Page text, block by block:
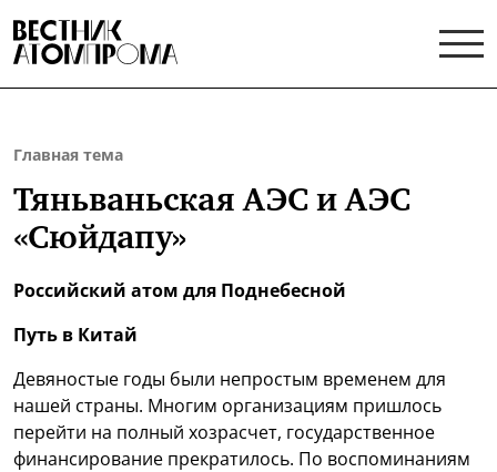
Главная тема
Тяньваньская АЭС и АЭС
«Сюйдапу»
Российский атом для Поднебесной
Путь в Китай
Девяностые годы были непростым временем для
нашей страны. Многим организациям пришлось
перейти на полный хозрасчет, государственное
финансирование прекратилось. По воспоминаниям